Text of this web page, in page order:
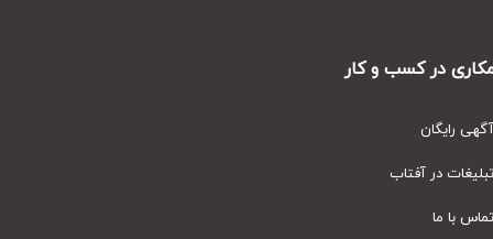
در کسب و کار
رایگان
در آفتاب
با ما